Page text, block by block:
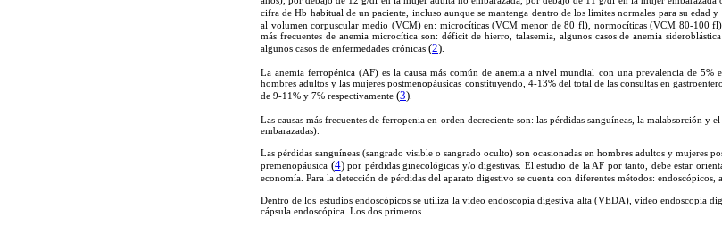
cifra de Hb habitual de un paciente, incluso aunque se mantenga dentro de los límites normales para su edad y
al volumen corpuscular medio (VCM) en: microcíticas (VCM menor de 80 fl), normocíticas (VCM 80-100
más frecuentes de anemia microcítica son: déficit de hierro, talasemia, algunos casos de anemia
algunos casos de enfermedades crónicas (2)
La anemia ferropénica (AF) es la causa más común de anemia a nivel mundial con una prevalencia de 5%
hombres adultos y las mujeres postmenopáusicas constituyendo, 4-13% del total de las consultas en
de 9-11% y 7% respectivamente (3)
Las causas más frecuentes de ferropenia en orden decreciente son: las pérdidas sanguíneas, la malabsorción
embarazadas).
Las pérdidas sanguíneas (sangrado visible o sangrado oculto) son ocasionadas en hombres adultos y mujeres
premenopáusica (4)por pérdidas ginecológicas y/o digestivas. El estudio de la AF por tanto, debe estar
economía. Para la detección de pérdidas del aparato digestivo se cuenta con diferentes métodos:
Dentro de los estudios endoscópicos se utiliza la video endoscopía digestiva alta (VEDA), video endoscopia
cápsula endoscópica. Los dos primeros